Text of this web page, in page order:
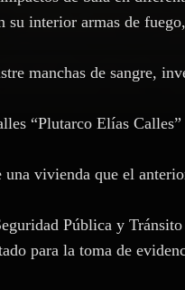
su interior armas de
manchas de sangre,
“Plutarco Elías
una vivienda que el
Pública y
para la toma de